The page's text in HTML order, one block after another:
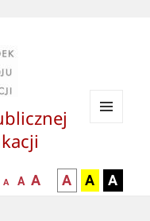
mniejsza
A
normalna
A
większa-
czcionka
A
kontrast
czarny
A
kontrast
czarny
A
żółty
A